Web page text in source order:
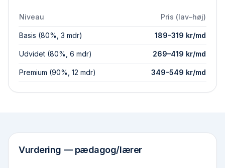
Niveau Pris (lav–høj)
Basis (80%, 3 mdr) 189–319 kr/md
Udvidet (80%, 6 mdr) 269–419 kr/md
Premium (90%, 12 mdr) 349–549 kr/md
Vurdering — pædagog/lærer